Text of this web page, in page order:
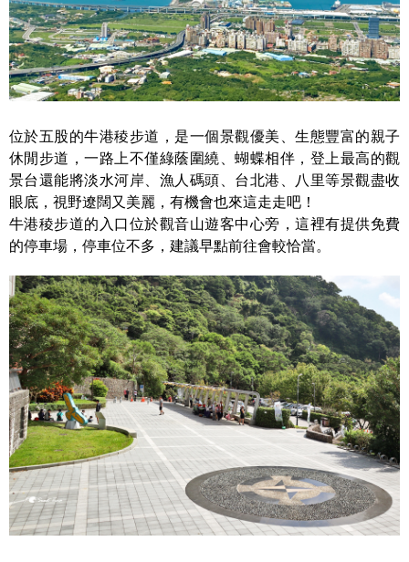
位於五股的牛港稜步道，是一個景觀優美、生態豐富的親子
休閒步道，一路上不僅綠蔭圍繞、蝴蝶相伴，登上最高的觀
景台還能將淡水河岸、漁人碼頭、台北港、八里等景觀盡收
眼底，視野遼闊又美麗，有機會也來這走走吧！
牛港稜步道的入口位於觀音山遊客中心旁，這裡有提供免費
的停車場，停車位不多，建議早點前往會較恰當。